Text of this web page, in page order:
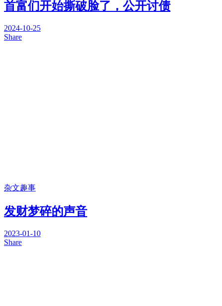
首富们开始撕破脸了，公开讨债
2024-10-25
Share
杂文趣事
发财梦碎的声音
2023-01-10
Share